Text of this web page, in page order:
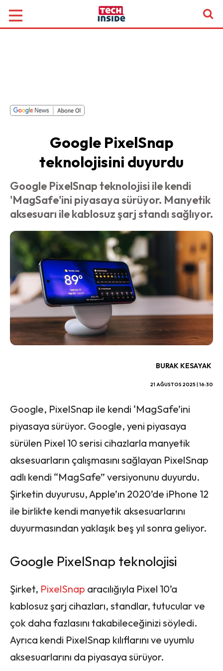
Google PixelSnap
teknolojisini duyurdu
Google PixelSnap teknolojisi ile kendi
'MagSafe'ini piyasaya sürüyor. Manyetik
aksesuarı ile kablosuz şarj standı sağlıyor.
BURAK KESAYAK
21 AĞUSTOS 2025 | 16:30
Google, PixelSnap ile kendi ‘MagSafe’ini
piyasaya sürüyor. Google, yeni piyasaya
sürülen Pixel 10 serisi cihazlarla manyetik
aksesuarların çalışmasını sağlayan PixelSnap
adlı kendi “MagSafe” versiyonunu duyurdu.
Şirketin duyurusu, Apple’ın 2020’de iPhone 12
ile birlikte kendi manyetik aksesuarlarını
duyurmasından yaklaşık beş yıl sonra geliyor.
Google PixelSnap teknolojisi
Şirket, PixelSnap aracılığıyla Pixel 10’a
kablosuz şarj cihazları, standlar, tutucular ve
çok daha fazlasını takabileceğinizi söyledi.
Ayrıca kendi PixelSnap kılıflarını ve uyumlu
aksesuarlarını da piyasaya sürüyor.